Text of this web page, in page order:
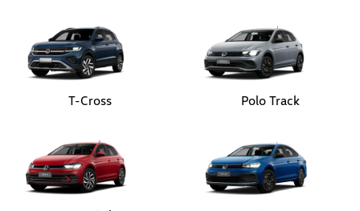
T-Cross Polo Track